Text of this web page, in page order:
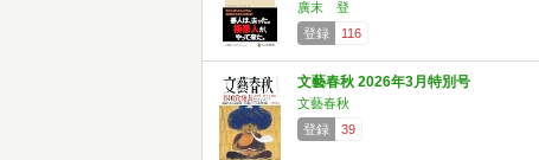
廣末 登
登録
116
文藝春秋 2026年3月特別号
文藝春秋
登録
39